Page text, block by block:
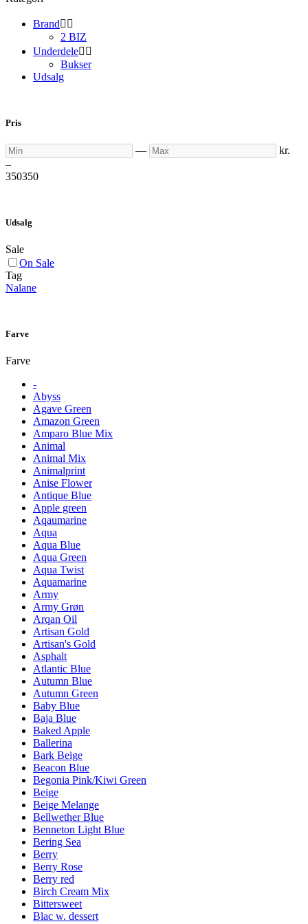
Brand 
2 BIZ
Underdele 
Bukser
Udsalg
Pris
Min — Max
kr.
–
350350
Udsalg
Sale
On Sale
Tag
Nalane
Farve
Farve
-
Abyss
Agave Green
Amazon Green
Amparo Blue Mix
Animal
Animal Mix
Animalprint
Anise Flower
Antique Blue
Apple green
Aqaumarine
Aqua
Aqua Blue
Aqua Green
Aqua Twist
Aquamarine
Army
Army Grøn
Arqan Oil
Artisan Gold
Artisan's Gold
Asphalt
Atlantic Blue
Autumn Blue
Autumn Green
Baby Blue
Baja Blue
Baked Apple
Ballerina
Bark Beige
Beacon Blue
Begonia Pink/Kiwi Green
Beige
Beige Melange
Bellwether Blue
Benneton Light Blue
Bering Sea
Berry
Berry Rose
Berry red
Birch Cream Mix
Bittersweet
Blac w. dessert